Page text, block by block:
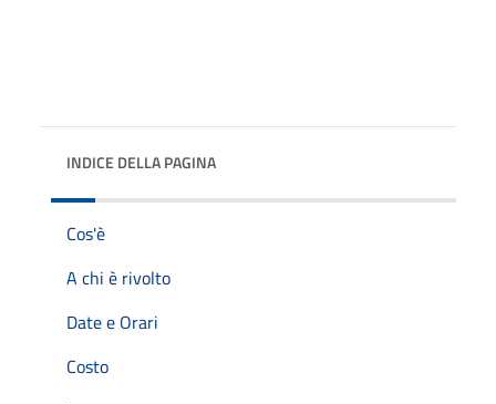
INDICE DELLA PAGINA
Cos'è
A chi è rivolto
Date e Orari
Costo